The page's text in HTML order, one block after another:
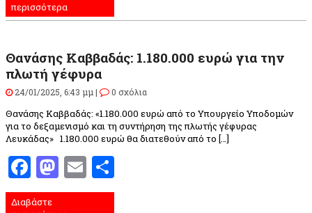
περισσότερα
Θανάσης Καββαδάς: 1.180.000 ευρώ για την
πλωτή γέφυρα
24/01/2025, 6:43 μμ | 0 σχόλια
Θανάσης Καββαδάς: «1.180.000 ευρώ από το Υπουργείο Υποδομών
για το δεξαμενισμό και τη συντήρηση της πλωτής γέφυρας
Λευκάδας» 1.180.000 ευρώ θα διατεθούν από το […]
Facebook
Mastodon
Email
Διαβάστε